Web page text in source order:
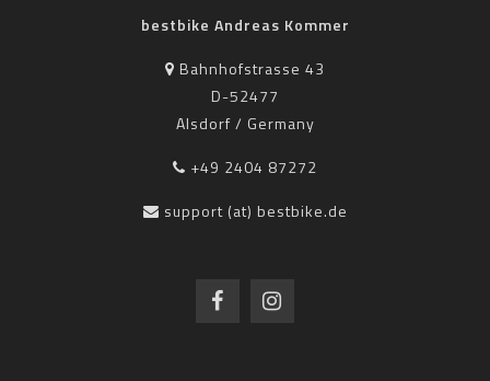
bestbike Andreas Kommer
Bahnhofstrasse 43
D-52477
Alsdorf / Germany
+49 2404 87272
support (at) bestbike.de